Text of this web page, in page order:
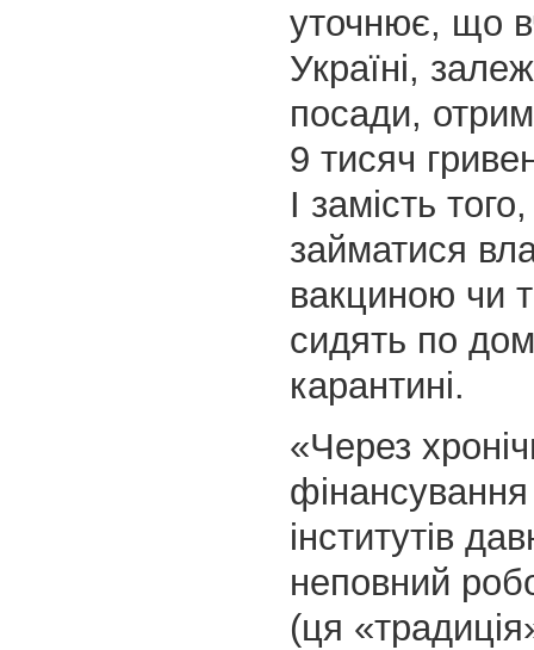
уточнює, що
Україні,
посади,
9 тисяч
І замість
займатися
вакциною чи
сидять по
карантині.
«Через
фінансування
інститутів
неповний
(ця